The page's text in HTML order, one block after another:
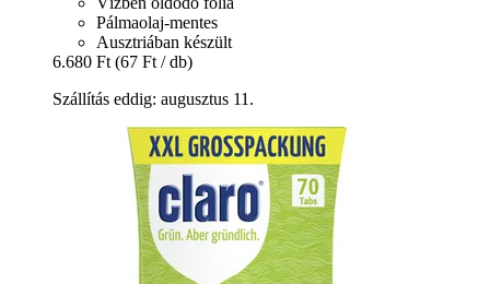
Pálmaolaj-mentes
Ausztriában készült
6.680 Ft (67 Ft / db)
Szállítás eddig: augusztus 11.